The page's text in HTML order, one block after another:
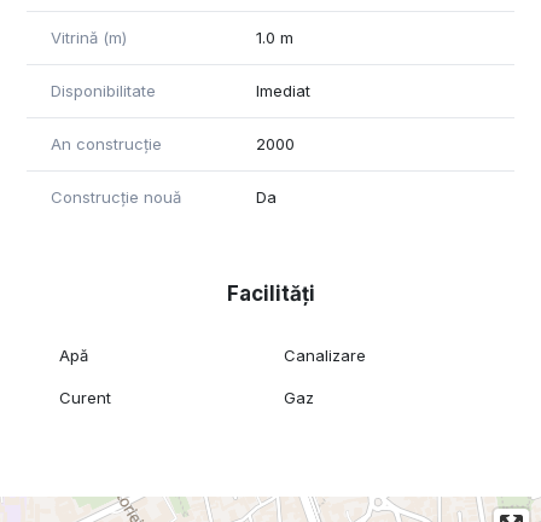
Vitrină (m) 1.0 m
Disponibilitate Imediat
An construcție 2000
Construcție nouă Da
Facilități
Apă Canalizare
Curent Gaz